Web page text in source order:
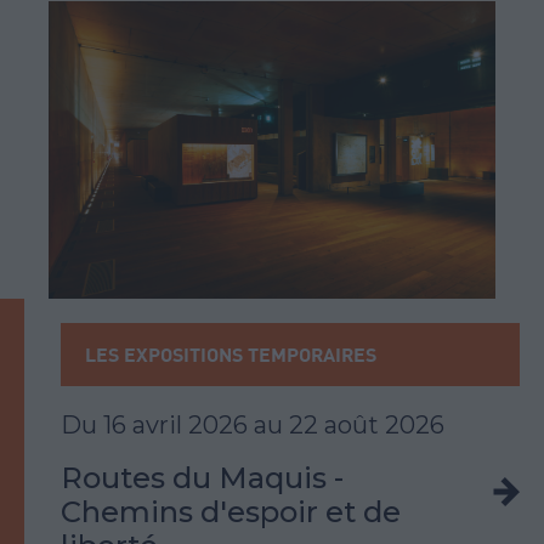
LES EXPOSITIONS TEMPORAIRES
Du 16 avril 2026 au 22 août 2026
Routes du Maquis -
Chemins d'espoir et de